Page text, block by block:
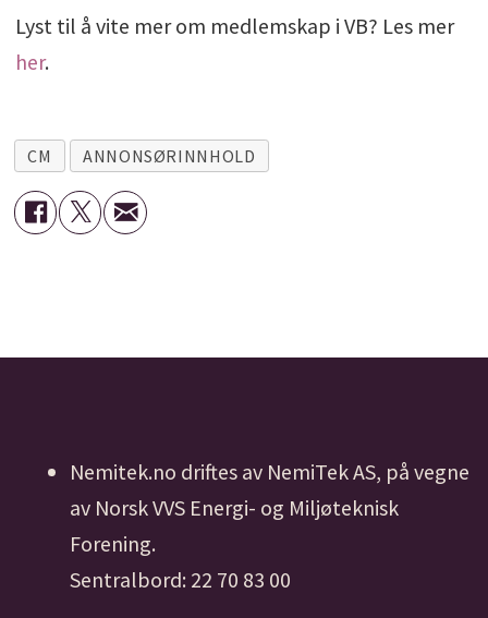
Lyst til å vite mer om medlemskap i VB? Les mer
her.
CM ANNONSØRINNHOLD
Nemitek.no driftes av NemiTek AS, på vegne
av Norsk VVS Energi- og Miljøteknisk
Forening.
Sentralbord: 22 70 83 00